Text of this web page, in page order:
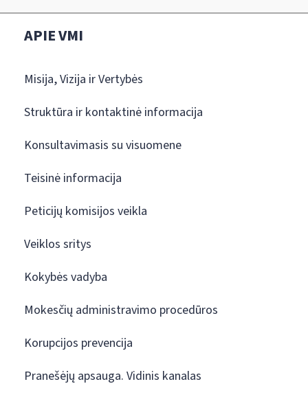
APIE VMI
Misija, Vizija ir Vertybės
Struktūra ir kontaktinė informacija
Konsultavimasis su visuomene
Teisinė informacija
Peticijų komisijos veikla
Veiklos sritys
Kokybės vadyba
Mokesčių administravimo procedūros
Korupcijos prevencija
Pranešėjų apsauga. Vidinis kanalas